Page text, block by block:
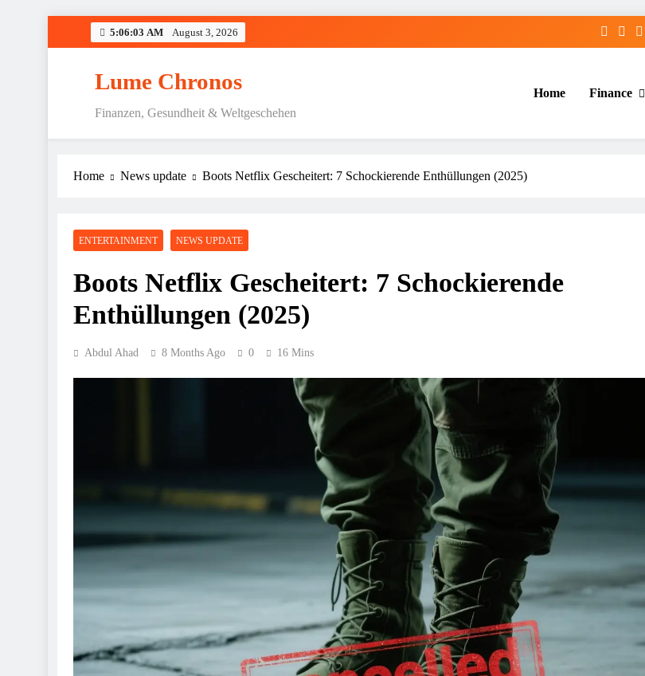
5:06:04 AM August 3, 2026
Lume Chronos
Finanzen, Gesundheit & Weltgeschehen
Home Finance
Home News update Boots Netflix Gescheitert: 7 Schockierende Enthüllungen (2025)
ENTERTAINMENT NEWS UPDATE
Boots Netflix Gescheitert: 7 Schockierende
Enthüllungen (2025)
Abdul Ahad 8 Months Ago 0 16 Mins